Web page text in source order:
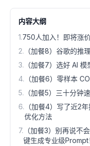
内容大纲
1.750人加入！即将涨价
2. （加餐8）谷歌的推
3. （加餐7）选好 AI
4. （加餐6）零样本
5. （加餐5）三十分钟
6. （加餐4）写了近2
优化方法
7. （加餐3）别再说不
键生成专业级Prompt